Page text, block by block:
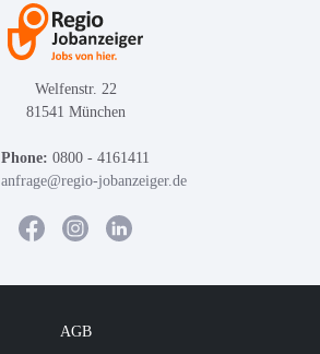
Welfenstr. 22
81541 München
Phone: 0800 - 4161411
anfrage@regio-jobanzeiger.de
AGB